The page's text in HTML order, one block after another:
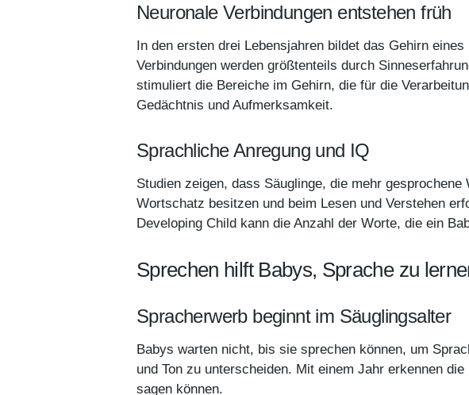
Neuronale Verbindungen entstehen früh
In den ersten drei Lebensjahren bildet das Gehirn
Verbindungen werden größtenteils durch
stimuliert die Bereiche im Gehirn, die für die
Gedächtnis und Aufmerksamkeit.
Sprachliche Anregung und IQ
Studien zeigen, dass Säuglinge, die mehr
Wortschatz besitzen und beim Lesen und Verstehen
Developing Child kann die Anzahl der Worte, die ein
Sprechen hilft Babys, Sprache zu
Spracherwerb beginnt im Säuglingsalter
Babys warten nicht, bis sie sprechen können, um
und Ton zu unterscheiden. Mit einem Jahr erkennen
sagen können.